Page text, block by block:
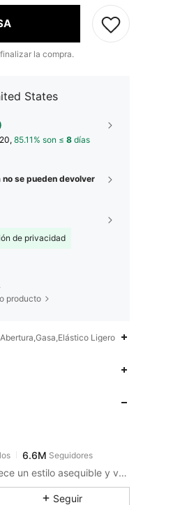
la compra.
States
85.11% son ≤ 8 días
se pueden devolver
de privacidad
producto
Ligero
6.6M
Sin Esfuerzo—Cool—Gam DAZY ofrece un estilo asequible y versátil para crear tu armario definitivo. Vístete con confianza exactamente de la manera que tu elijas.
Seguir